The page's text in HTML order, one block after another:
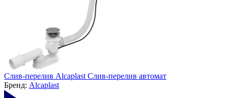
Слив-перелив Alcaplast Слив-перелив автомат
Бренд: Alcaplast